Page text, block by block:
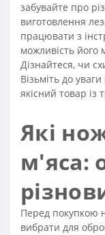
забувайте про
виготовлення
працювати з
можливість його
Дізнайтеся, чи
Візьміть до
якісний товар із
Які
м'яса:
Перед покупкою
вибрати для